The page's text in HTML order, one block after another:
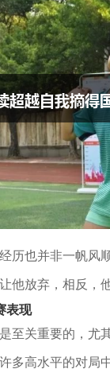
历也并非一帆风
他放弃，相反，
表现
至关重要的，尤
多高水平的对局